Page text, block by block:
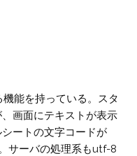
能を持っている。スタ
画面にテキストが表示
ートの文字コードが
サーバの処理系もutf-8